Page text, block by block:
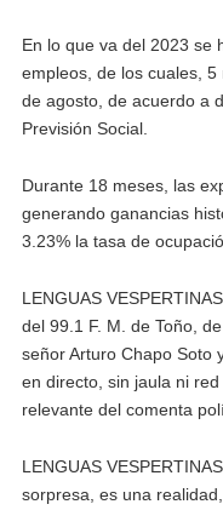
En lo que va del 2023 se
empleos, de los cuales,
de agosto, de acuerdo a
Previsión Social.
Durante 18 meses, las
generando ganancias
3.23% la tasa de
LENGUAS
del 99.1 F. M. de Toño,
señor Arturo Chapo Soto
en directo, sin jaula ni
relevante del comenta
LENGUAS
sorpresa, es una